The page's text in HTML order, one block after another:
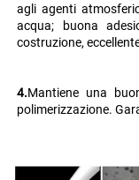
agli agenti
acqua; buona
costruzione,
4.Mantiene una
polimerizzazione.